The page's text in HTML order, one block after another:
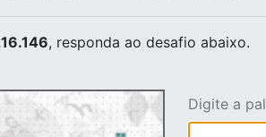
, responda ao desafio abaixo.
Digite a